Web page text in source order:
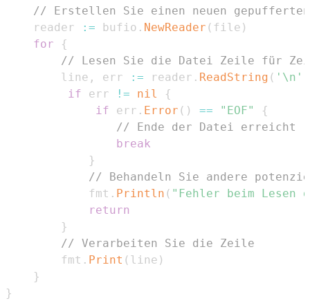
// Erstellen Sie einen neuen
	reader
:= bufio . NewReader ( file )
for
{
// Lesen Sie die Datei Zeile für
		line
, err := reader . ReadString ( '\n'
if err != nil
{
if err . Error ( ) == "EOF"
{
// Ende der Datei erreicht
break
}
// Behandeln Sie andere
			fmt
. Println ( "Fehler beim Lesen
return
}
// Verarbeiten Sie die Zeile
		fmt
. Print ( line )
}
}